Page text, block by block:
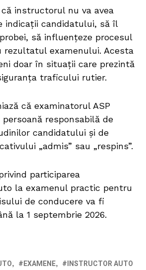
că instructorul nu va avea
indicații candidatului, să îl
să influențeze procesul
rezultatul examenului. Acesta
doar în situații care prezintă
traficului rutier.
că examinatorul ASP
responsabilă de
candidatului și de
„admis” sau „respins”.
participarea
la examenul practic pentru
de conducere va fi
la 1 septembrie 2026.
EXAMENE INSTRUCTOR AUTO